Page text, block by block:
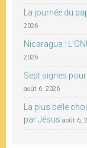
La journée du
2026
Nicaragua :
2026
Sept signes
août 6, 2026
La plus belle
par Jésus août 6,